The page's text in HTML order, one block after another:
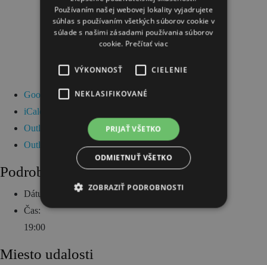
Google Kalendár
iCalendar
Outlook 365
Outlook Live
Podrobnosti
Dátum:
18 marca
Čas:
19:00
Miesto udalosti
Používaním našej webovej lokality vyjadrujete
súhlas s používaním všetkých súborov cookie v
súlade s našimi zásadami používania súborov
cookie. Prečítať viac
VÝKONNOSŤ CIELENIE
NEKLASIFIKOVANÉ
PRIJAŤ VŠETKO
ODMIETNUŤ VŠETKO
ZOBRAZIŤ PODROBNOSTI